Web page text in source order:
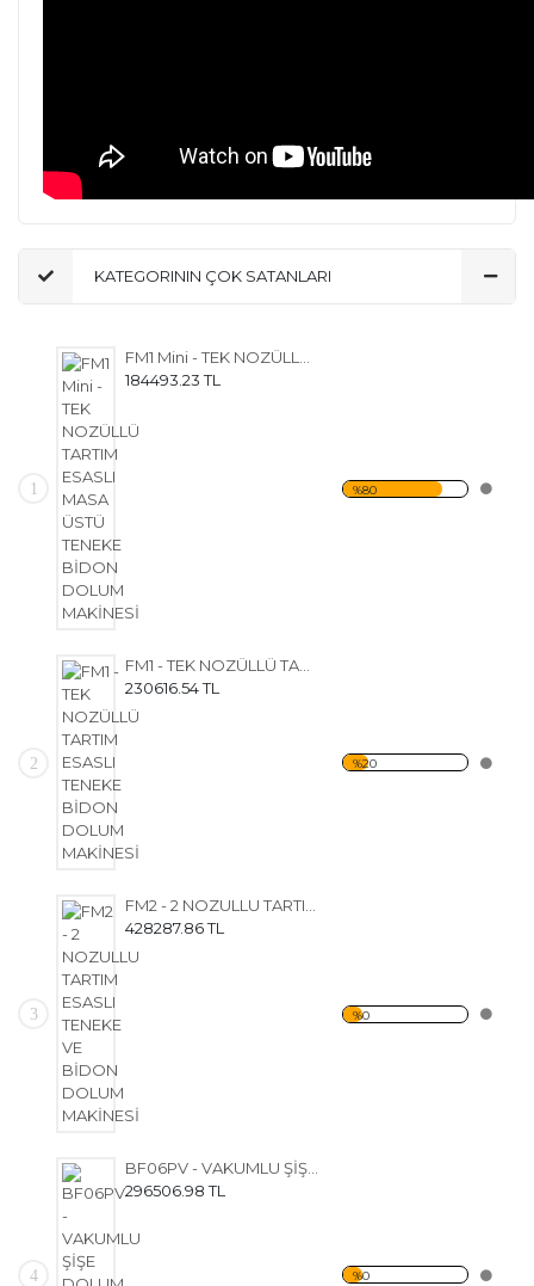
KATEGORININ ÇOK SATANLARI
1
FM1 Mini - TEK NOZÜLLÜ TARTIM ESASLI MASA ÜSTÜ TENEKE BİDON DOLUM MAKİNESİ
184493.23 TL
%80
2
FM1 - TEK NOZÜLLÜ TARTIM ESASLI TENEKE BİDON DOLUM MAKİNESİ
230616.54 TL
%20
3
FM2 - 2 NOZULLU TARTIM ESASLI TENEKE VE BİDON DOLUM MAKİNESİ
428287.86 TL
%0
4
BF06PV - VAKUMLU ŞİŞE DOLUM MAKİNESİ 6 MUSLUKLU POMPALI
296506.98 TL
%0